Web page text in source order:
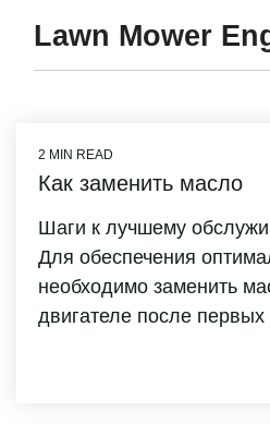
Lawn Mower
2 MIN READ
Как заменить масло
Шаги к лучшему
Для обеспечения
необходимо заменить
двигателе после первых